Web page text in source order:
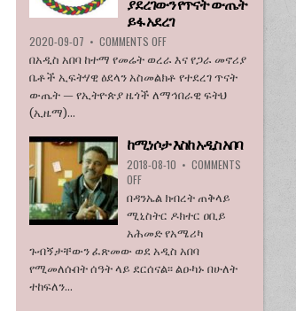
ደበዳቤ
ያደረገውን የጥናት ውጤት
ይፋ አደረገ
2020-09-07 • COMMENTS OFFON
ኢዜማ
አበባ
ከተማ
እና
የጋራ
ቤቶች
ኢፍትሃዊ
ዕደላን
አስመልክቶ
ያደረገውን
የጥናት
በአዲስ አበባ ከተማ የመሬት ወረራ እና የጋራ መኖሪያ
ቤቶች ኢፍትሃዊ ዕደላን አስመልክቶ የተደረገ ጥናት
ውጤት — የኢትዮጵያ ዜጎች ለማኅበራዊ ፍትህ
(ኢዜማ)...
ከሚነሶታ እስከ አዲስ አበባ
2018-08-10 • COMMENTS
OFFON
ከሚነሶታ
እስከ
አዲስ
አበባ
በዳንኤል ክብረት ጠቅላይ
ሚኒስትር ዶክተር ዐቢይ
አሕመድ የአሜሪካ
ጉብኝታቸውን ፈጽመው ወደ አዲስ አበባ
የሚመለሱበት ሰዓት ላይ ደርሰናል፡፡ ልዑካኑ በሁለት
ተከፍለን...